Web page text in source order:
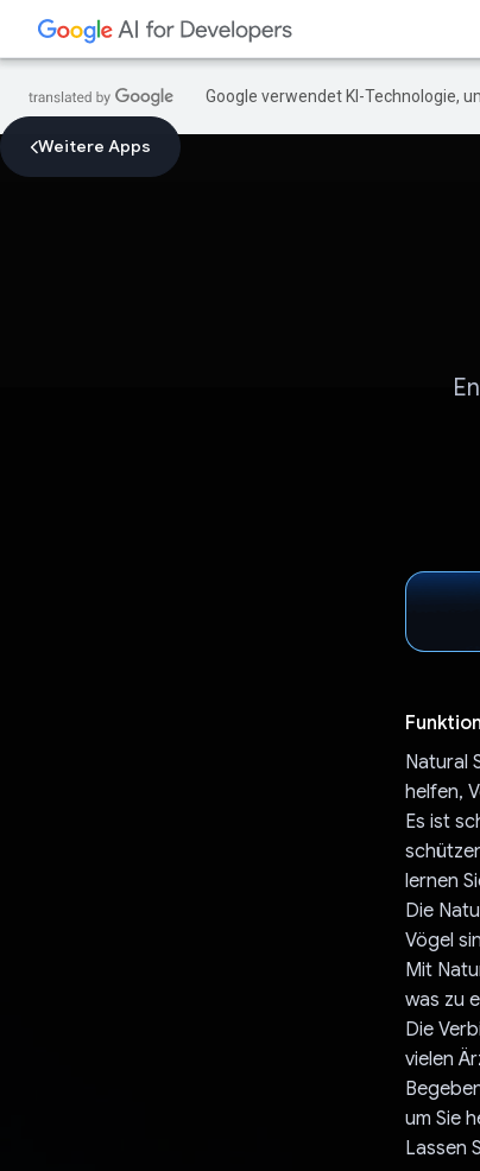
Google verwendet KI-Technologie,
Weitere Apps
Funktion
Natural
helfen,
Es ist
lernen
Die
Vögel
Mit
was zu
Die
vielen
um Sie
Lassen